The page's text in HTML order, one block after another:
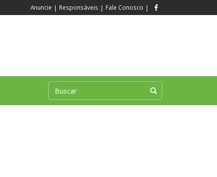
Anuncie | Responsáveis | Fale Conosco |